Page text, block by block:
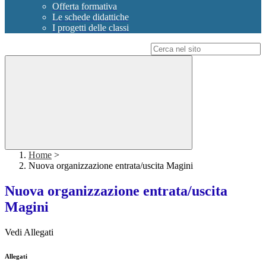
Offerta formativa
Le schede didattiche
I progetti delle classi
Home >
Nuova organizzazione entrata/uscita Magini
Nuova organizzazione entrata/uscita
Magini
Vedi Allegati
Allegati